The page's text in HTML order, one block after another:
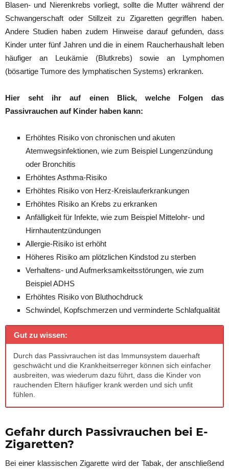
Blasen- und Nierenkrebs vorliegt, sollte die Mutter während der
Schwangerschaft oder Stillzeit zu Zigaretten gegriffen haben.
Andere Studien haben zudem Hinweise darauf gefunden, dass
Kinder unter fünf Jahren und die in einem Raucherhaushalt leben
häufiger an Leukämie (Blutkrebs) sowie an Lymphomen
(bösartige Tumore des lymphatischen Systems) erkranken.
Hier seht ihr auf einen Blick, welche Folgen das
Passivrauchen auf Kinder haben kann:
Erhöhtes Risiko von chronischen und akuten
Atemwegsinfektionen, wie zum Beispiel Lungenzündung
oder Bronchitis
Erhöhtes Asthma-Risiko
Erhöhtes Risiko von Herz-Kreislauferkrankungen
Erhöhtes Risiko an Krebs zu erkranken
Anfälligkeit für Infekte, wie zum Beispiel Mittelohr- und
Hirnhautentzündungen
Allergie-Risiko ist erhöht
Höheres Risiko am plötzlichen Kindstod zu sterben
Verhaltens- und Aufmerksamkeitsstörungen, wie zum
Beispiel ADHS
Erhöhtes Risiko von Bluthochdruck
Schwindel, Kopfschmerzen und verminderte Schlafqualität
Gut zu wissen:
Durch das Passivrauchen ist das Immunsystem dauerhaft
geschwächt und die Krankheitserreger können sich einfacher
ausbreiten, was wiederum dazu führt, dass die Kinder von
rauchenden Eltern häufiger krank werden und sich unfit
fühlen.
Gefahr durch Passivrauchen bei E-
Zigaretten?
Bei einer klassischen Zigarette wird der Tabak, der anschließend